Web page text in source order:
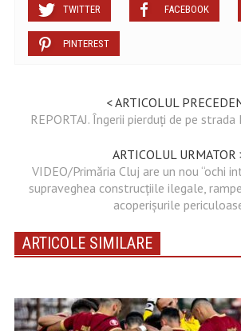
TWITTER FACEBOOK
PINTEREST
< ARTICOLUL
REPORTAJ. Îngerii pierduți de pe
ARTICOLUL URMATOR
VIDEO/Primăria Cluj are un nou “ochi
supraveghea construcțiile ilegale,
acoperișurile
ARTICOLE SIMILARE